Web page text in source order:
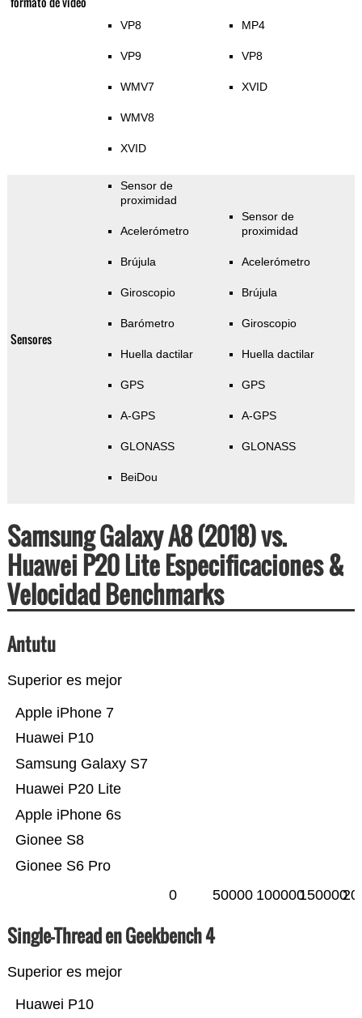
VP8
VP9
WMV7
WMV8
XVID
MP4
VP8
XVID
Sensores
Sensor de
proximidad
Acelerómetro
Brújula
Giroscopio
Barómetro
Huella dactilar
GPS
A-GPS
GLONASS
BeiDou
Sensor de
proximidad
Acelerómetro
Brújula
Giroscopio
Huella dactilar
GPS
A-GPS
GLONASS
Samsung Galaxy A8 (2018) vs.
Huawei P20 Lite Especificaciones &
Velocidad Benchmarks
Antutu
Superior es mejor
Gionee S6 Pro
Gionee S8
Apple iPhone 6s
Huawei P20 Lite
Samsung Galaxy S7
Huawei P10
Apple iPhone 7
0 50000 100000150000
Single-Thread en Geekbench 4
Superior es mejor
Huawei P10